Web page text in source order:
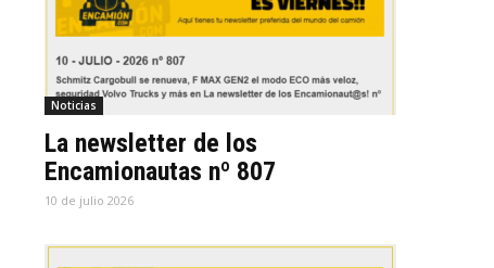
Noticias
La newsletter de los
Encamionautas nº 807
10 de julio 2026